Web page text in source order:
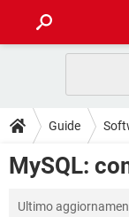
INTRATTENIMENTO
iOS
GUIDE
COVID-19
INTRATTENIMENTO
iOS
DOWNLOAD
FORUM
Guide
MySQL:
Ultimo